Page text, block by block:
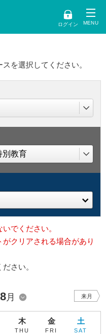
ログイン
を選択してください。
でください。
クリアされる場合があり
さい。
月 来月
木
THU
金
FRI
土
SAT